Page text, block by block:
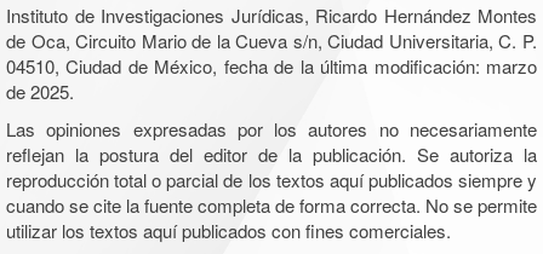
Instituto de Investigaciones Jurídicas, Ricardo Hernández Montes
de Oca, Circuito Mario de la Cueva s/n, Ciudad Universitaria, C. P.
04510, Ciudad de México, fecha de la última modificación: marzo
de 2025.
Las opiniones expresadas por los autores no necesariamente
reflejan la postura del editor de la publicación. Se autoriza la
reproducción total o parcial de los textos aquí publicados siempre y
cuando se cite la fuente completa de forma correcta. No se permite
utilizar los textos aquí publicados con fines comerciales.